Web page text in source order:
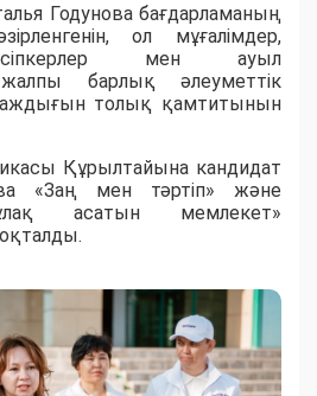
Годунова бағдарламаның
ол мұғалімдер,
мен ауыл
барлық әлеуметтік
толық қамтитынын
Құрылтайына кандидат
«Заң мен тәртіп» және
асатын мемлекет»